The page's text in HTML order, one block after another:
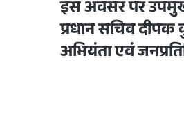
इस अवसर पर
प्रधान सचिव
अभियंता एवं